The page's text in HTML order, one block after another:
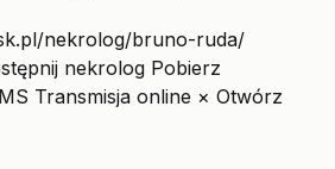
nekrolog/bruno-ruda/
nekrolog Pobierz
Transmisja online × Otwórz